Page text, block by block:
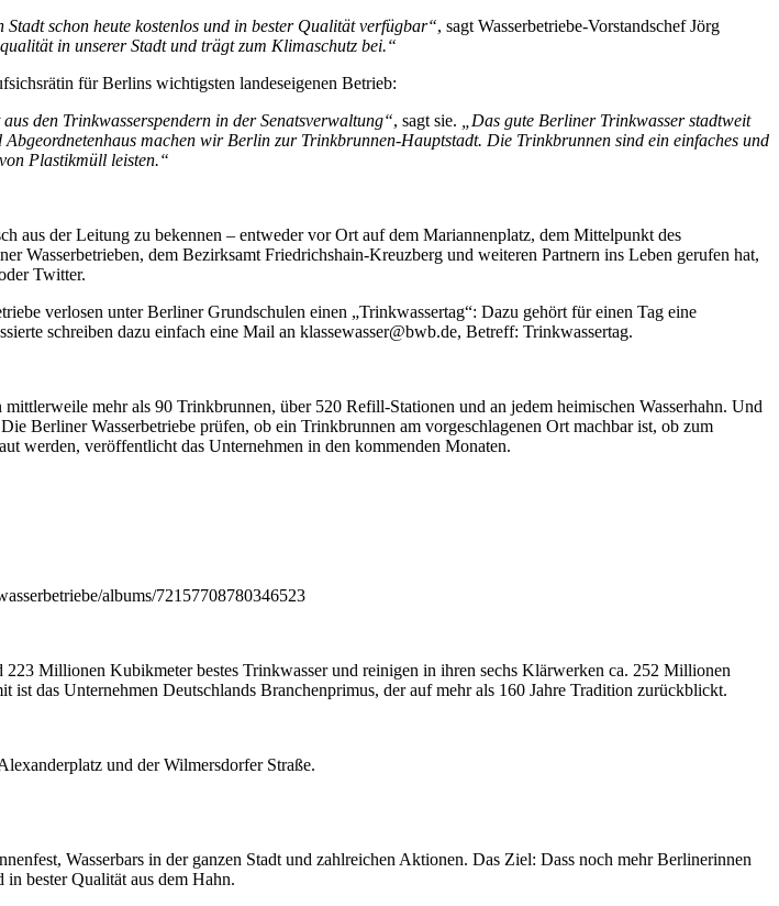
schon heute kostenlos und in bester Qualität verfügbar“, sagt Wasserbetriebe-Vorstandschef Jörg
in unserer Stadt und trägt zum Klimaschutz bei.“
für Berlins wichtigsten landeseigenen Betrieb:
den Trinkwasserspendern in der Senatsverwaltung“, sagt sie.
„Das gute Berliner Trinkwasser stadtweit
machen wir Berlin zur Trinkbrunnen-Hauptstadt. Die Trinkbrunnen sind ein einfaches und
Plastikmüll leisten.“
aus der Leitung zu bekennen – entweder vor Ort auf dem Mariannenplatz, dem Mittelpunkt des
Wasserbetrieben, dem Bezirksamt Friedrichshain-Kreuzberg und weiteren Partnern ins Leben gerufen hat,
Twitter.
verlosen unter Berliner Grundschulen einen „Trinkwassertag“: Dazu gehört für einen Tag eine
schreiben dazu einfach eine Mail an klassewasser@bwb.de, Betreff: Trinkwassertag.
mehr als 90 Trinkbrunnen, über 520 Refill-Stationen und an jedem heimischen Wasserhahn. Und
Berliner Wasserbetriebe prüfen, ob ein Trinkbrunnen am vorgeschlagenen Ort machbar ist, ob zum
werden, veröffentlicht das Unternehmen in den kommenden Monaten.
albums/72157708780346523
Millionen Kubikmeter bestes Trinkwasser und reinigen in ihren sechs Klärwerken ca. 252 Millionen
das Unternehmen Deutschlands Branchenprimus, der auf mehr als 160 Jahre Tradition zurückblickt.
und der Wilmersdorfer Straße.
Wasserbars in der ganzen Stadt und zahlreichen Aktionen. Das Ziel: Dass noch mehr Berlinerinnen
bester Qualität aus dem Hahn.